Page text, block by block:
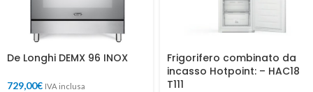
De Longhi DEMX 96 INOX
729,00€ IVA inclusa
Frigorifero combinato da
incasso Hotpoint: – HAC18
T111